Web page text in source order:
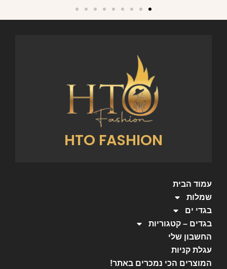
HTO FASHION
עמוד הבית
שמלות
בגדי ים
בגדים – קטגוריות
החשבון שלי
עגלת קניות
המוצרים הכי נמכרים באתר!